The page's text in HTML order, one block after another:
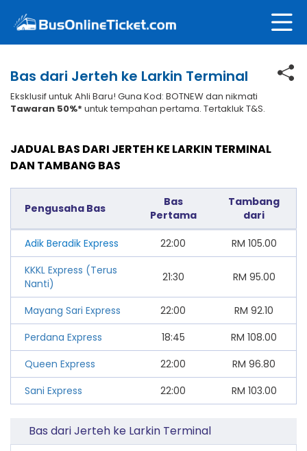
Bas dari Jerteh ke Larkin Terminal
Eksklusif untuk Ahli Baru! Guna Kod: BOTNEW dan nikmati
Tawaran 50%* untuk tempahan pertama. Tertakluk T&S.
JADUAL BAS DARI JERTEH KE LARKIN TERMINAL
DAN TAMBANG BAS
Pengusaha Bas
Bas
Pertama
Tambang
dari
Adik Beradik Express 22:00 RM 105.00
KKKL Express (Terus
Nanti)
21:30 RM 95.00
Mayang Sari Express 22:00 RM 92.10
Perdana Express
18:45 RM 108.00
Queen Express
22:00 RM 96.80
Sani Express
22:00 RM 103.00
Bas dari Jerteh ke Larkin Terminal